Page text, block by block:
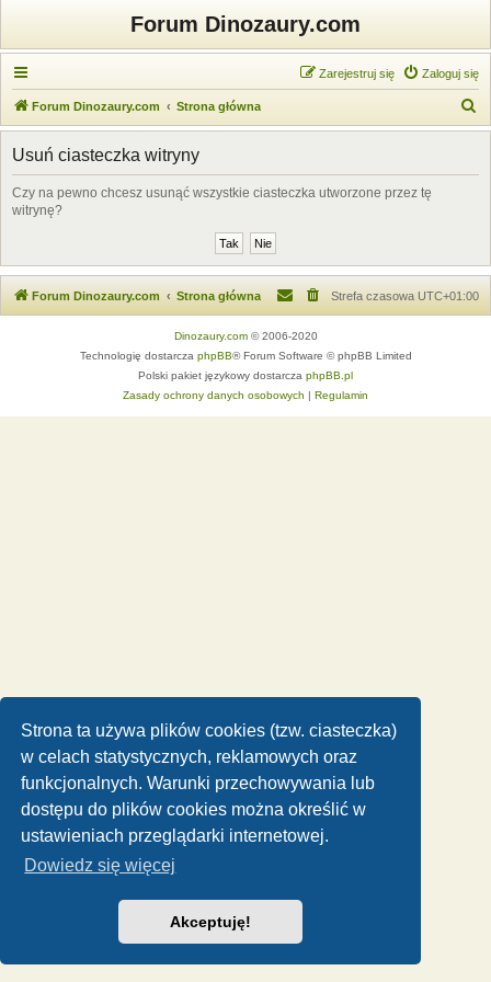
Strona ta używa plików cookies (tzw. ciasteczka)
w celach statystycznych, reklamowych oraz
funkcjonalnych. Warunki przechowywania lub
dostępu do plików cookies można określić w
ustawieniach przeglądarki internetowej.
Dowiedz się więcej
Akceptuję!
Forum Dinozaury.com
Zaloguj się
Zarejestruj się
Forum Dinozaury.com Strona główna
z
Usuń ciasteczka witryny
Czy na pewno chcesz usunąć wszystkie ciasteczka utworzone przez tę
witrynę?
Forum Dinozaury.com Strona główna Strefa czasowa UTC+01:00
Dinozaury.com© 2006-2020
Technologię dostarcza phpBB® Forum Software © phpBB Limited
Polski pakiet językowy dostarcza phpBB.pl
Zasady ochrony danych osobowych | Regulamin